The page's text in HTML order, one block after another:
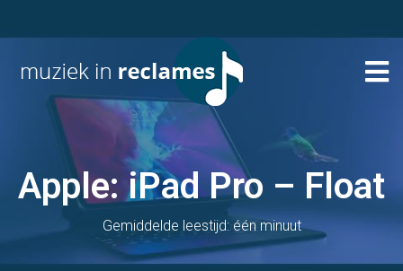
Apple: iPad Pro – Float
Gemiddelde leestijd: één minuut